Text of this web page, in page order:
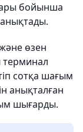
бойынша
өзен
терминал
сотқа шағым
анықталған
шығарды.